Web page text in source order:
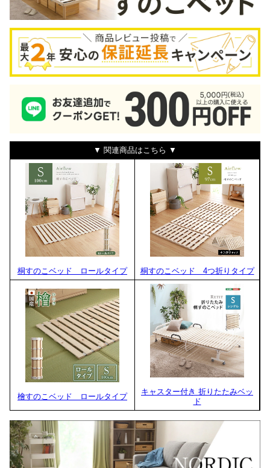
▼ 関連商品はこちら ▼
桐すのこベッド ロールタイプ 桐すのこベッド 4つ折りタイプ
檜すのこベッド ロールタイプ
キャスター付き 折りたたみベッ
ド